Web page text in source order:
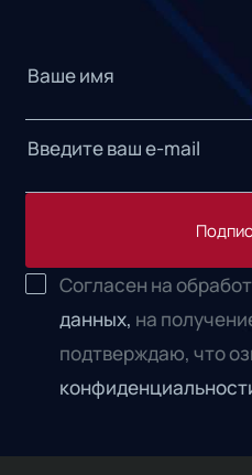
Согласен на
данных, на
подтверждаю, что